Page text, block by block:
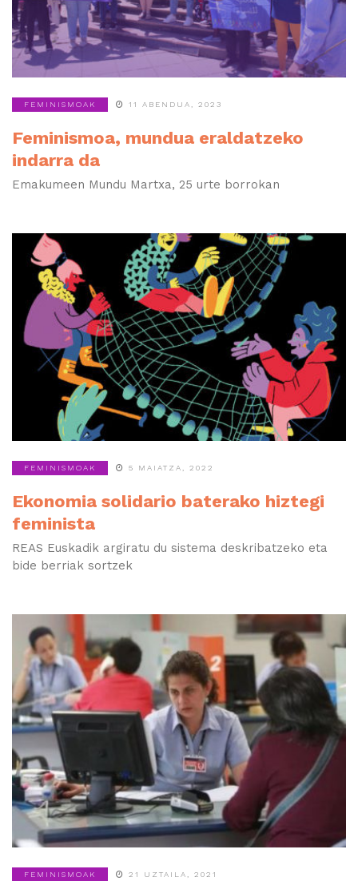
FEMINISMOAK 11 ABENDUA, 2023
Feminismoa, mundua eraldatzeko
indarra da
Emakumeen Mundu Martxa, 25 urte borrokan
FEMINISMOAK 5 MAIATZA, 2022
Ekonomia solidario baterako hiztegi
feminista
REAS Euskadik argiratu du sistema deskribatzeko eta
bide berriak sortzek
FEMINISMOAK 21 UZTAILA, 2021